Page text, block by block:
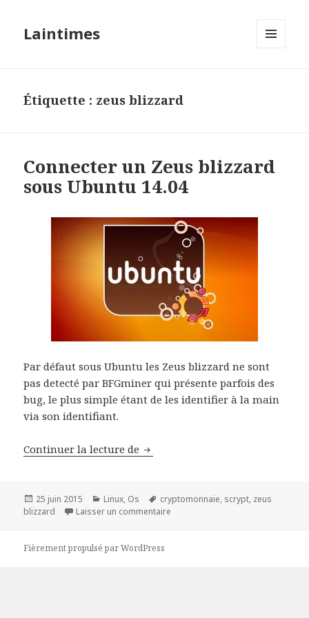
Laintimes
Étiquette : zeus blizzard
Connecter un Zeus blizzard
sous Ubuntu 14.04
Par défaut sous Ubuntu les Zeus blizzard ne sont
pas detecté par BFGminer qui présente parfois des
bug, le plus simple étant de les identifier à la main
via son identifiant.
Continuer la lecture de Connecter un Zeus blizzard sous
Publié
le
25 juin 2015 Catégories
Linux, Os
Mots-
clés
cryptomonnaie, scrypt, zeus
blizzard
Laisser un commentaire
Fièrement propulsé par WordPress